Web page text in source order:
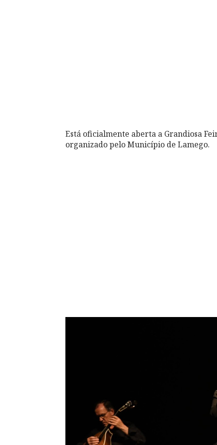
Está oficialmente aberta a Grandiosa
organizado pelo Município de Lamego.